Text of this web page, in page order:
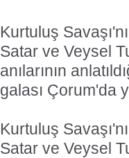
Kurtuluş
Satar ve Veysel
anılarının
galası Çorum'da
Kurtuluş
Satar ve Veysel